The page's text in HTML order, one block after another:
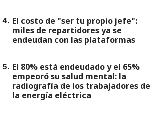
4. El costo de "ser tu propio jefe":
miles de repartidores ya se
endeudan con las plataformas
5. El 80% está endeudado y el 65%
empeoró su salud mental: la
radiografía de los trabajadores de
la energía eléctrica